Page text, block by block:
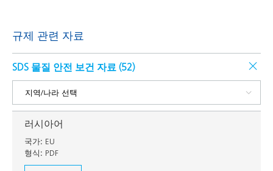
규제 관련 자료
SDS 물질 안전 보건 자료 (52)
러시아어
국가: EU
형식: PDF